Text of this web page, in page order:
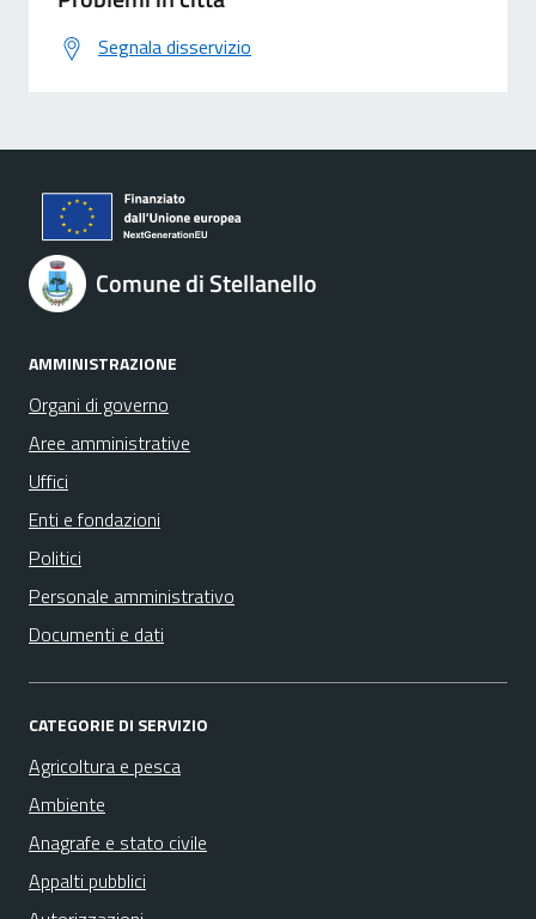
Segnala disservizio
Comune di Stellanello
AMMINISTRAZIONE
Organi di governo
Aree amministrative
Uffici
Enti e fondazioni
Politici
Personale amministrativo
Documenti e dati
CATEGORIE DI SERVIZIO
Agricoltura e pesca
Ambiente
Anagrafe e stato civile
Appalti pubblici